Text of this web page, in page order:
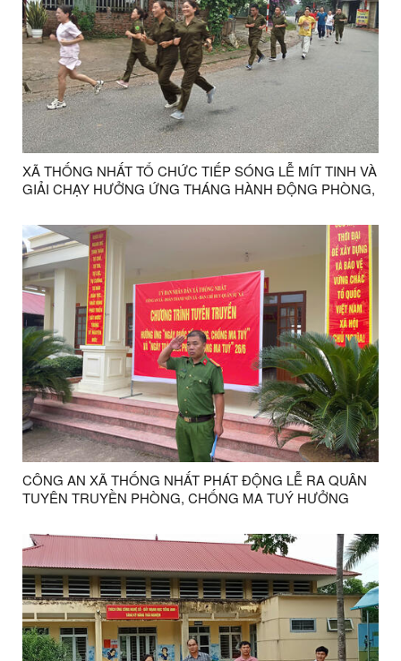
XÃ THỐNG NHẤT TỔ CHỨC TIẾP SÓNG LỄ MÍT TINH VÀ
GIẢI CHẠY HƯỞNG ỨNG THÁNG HÀNH ĐỘNG PHÒNG,
CÔNG AN XÃ THỐNG NHẤT PHÁT ĐỘNG LỄ RA QUÂN
TUYÊN TRUYỀN PHÒNG, CHỐNG MA TUÝ HƯỞNG
26/6.